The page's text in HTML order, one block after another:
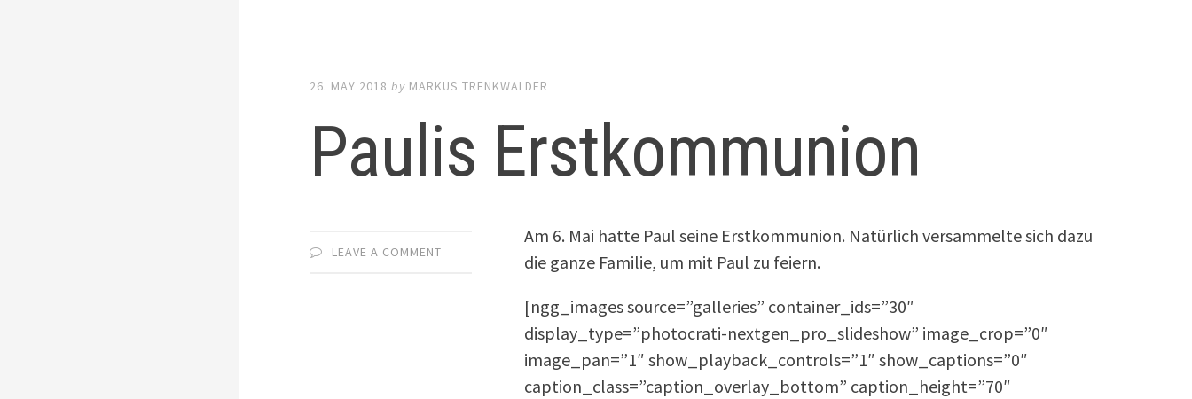
26. MAY 2018 by MARKUS TRENKWALDER
Paulis Erstkommunion
LEAVE A COMMENT
Am 6. Mai hatte Paul seine Erstkommunion. Natürlich versammelte sich dazu
die ganze Familie, um mit Paul zu feiern.
[ngg_images source=”galleries” container_ids=”30″
display_type=”photocrati-nextgen_pro_slideshow” image_crop=”0″
image_pan=”1″ show_playback_controls=”1″ show_captions=”0″
caption_class=”caption_overlay_bottom” caption_height=”70″